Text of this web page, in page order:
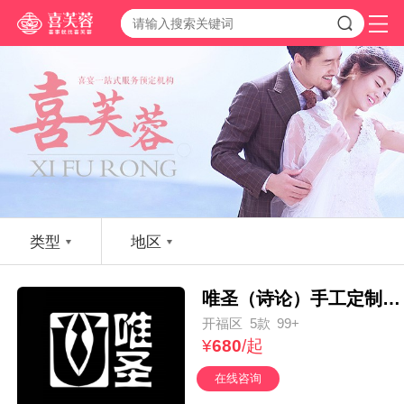
类型 地区
唯圣（诗论）手工定制结婚西服
开福区 5款 99+
¥680/起
在线咨询